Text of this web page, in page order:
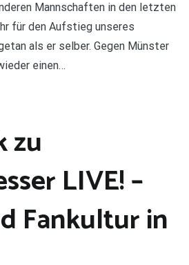
Mannschaften in den letzten
für den Aufstieg unseres
als er selber. Gegen Münster
einen…
zu
LIVE! –
Fankultur in